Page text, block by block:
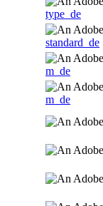
type_de
standard_de
m_de
m_de